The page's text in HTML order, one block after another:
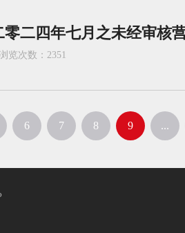
零二四年七月之未经审核
览次数：2351
6 7 8 9 ...